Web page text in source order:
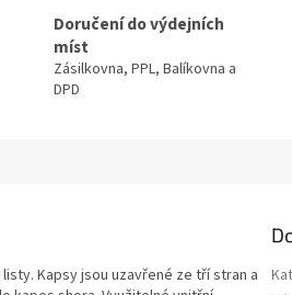
Doručení do výdejních
míst
Zásilkovna, PPL, Balíkovna a
DPD
Kapsy jsou uzavřené ze tří stran a